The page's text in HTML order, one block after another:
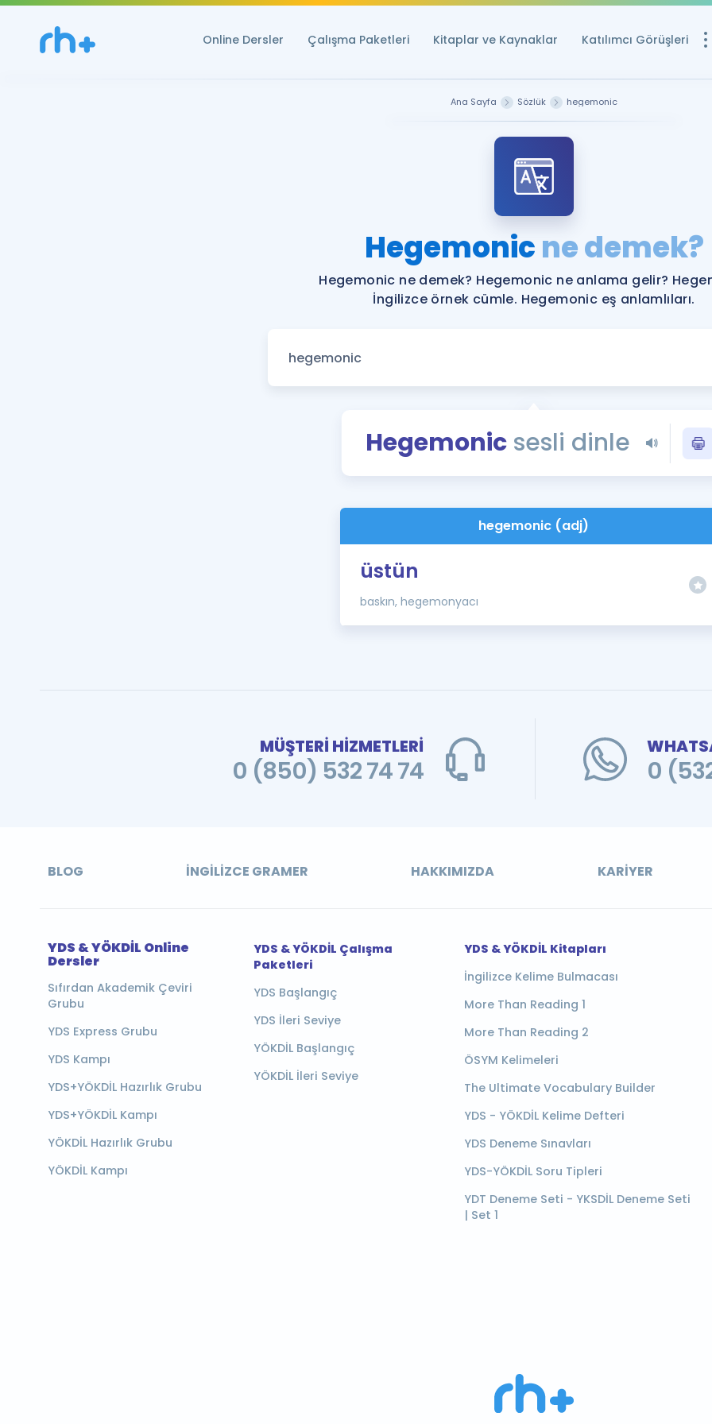
Online Dersler Çalışma Paketleri Kitaplar ve Kaynaklar Katılımcı Görüşleri
Ücretsiz
YDS ve YÖKDİL
YDS ve YÖKDİL'e
Tüm ÖSYM
YDS - YÖKDİL
İngilizce
Ana Sayfa Sözlük hegemonic
Hegemonicne demek?
Hegemonic ne demek? Hegemonic ne anlama gelir?
İngilizce örnek cümle. Hegemonic eş anlamlıları.
Hegemonicsesli dinle
hegemonic (adj)
üstün
baskın, hegemonyacı
MÜŞTERİ HİZMETLERİ
0 (850) 532 74 74 0
BLOG İNGILIZCE GRAMER HAKKIMIZDA KARIYER
YDS & YÖKDİL Online
Dersler
Sıfırdan Akademik Çeviri
Grubu
YDS Express Grubu
YDS Kampı
YDS+YÖKDİL Hazırlık Grubu
YDS+YÖKDİL Kampı
YÖKDİL Hazırlık Grubu
YÖKDİL Kampı
YDS & YÖKDİL Çalışma
Paketleri
YDS Başlangıç
YDS İleri Seviye
YÖKDİL Başlangıç
YÖKDİL İleri Seviye
YDS & YÖKDİL Kitapları
İngilizce Kelime Bulmacası
More Than Reading 1
More Than Reading 2
ÖSYM Kelimeleri
The Ultimate Vocabulary Builder
YDS - YÖKDİL Kelime Defteri
YDS Deneme Sınavları
YDS-YÖKDİL Soru Tipleri
YDT Deneme Seti - YKSDİL Deneme Seti
| Set 1